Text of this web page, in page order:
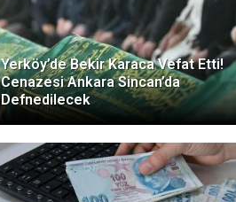
Yerköy’de Bekir Karaca Vefat Etti!
Cenazesi Ankara Sincan’da
Defnedilecek